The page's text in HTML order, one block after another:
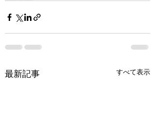
最新記事 すべて表示